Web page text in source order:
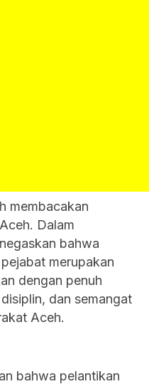
membacakan
Dalam
bahwa
merupakan
dengan penuh
dan semangat
Aceh.
bahwa pelantikan